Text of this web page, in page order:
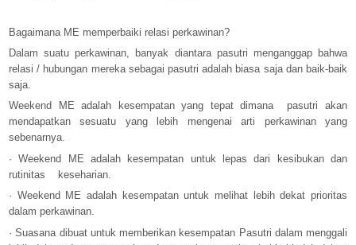
Bagaimana ME memperbaiki relasi perkawinan?
Dalam suatu perkawinan, banyak diantara pasutri menganggap bahwa
relasi / hubungan mereka sebagai pasutri adalah biasa saja dan baik-baik
saja.
Weekend ME adalah kesempatan yang tepat dimana pasutri akan
mendapatkan sesuatu yang lebih mengenai arti perkawinan yang
sebenarnya.
·Weekend ME adalah kesempatan untuk lepas dari kesibukan dan
rutinitas keseharian.
· Weekend ME adalah kesempatan untuk melihat lebih dekat prioritas
dalam perkawinan.
·Suasana dibuat untuk memberikan kesempatan Pasutri dalam menggali